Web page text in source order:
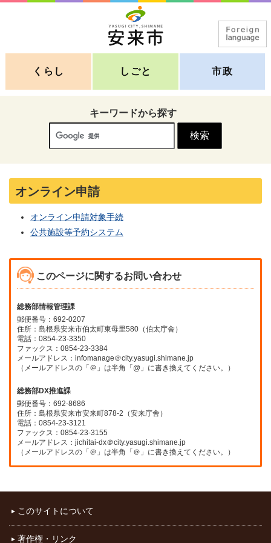
くらし しごと 市政
キーワードから探す
オンライン申請
オンライン申請対象手続
公共施設等予約システム
このページに関するお問い合わせ
総務部情報管理課
郵便番号：692-0207
住所：島根県安来市伯太町東母里580（伯太庁舎）
電話：0854-23-3350
ファックス：0854-23-3384
メールアドレス：infomanage＠city.yasugi.shimane.jp
（メールアドレスの「＠」は半角「@」に書き換えてください。）
総務部DX推進課
郵便番号：692-8686
住所：島根県安来市安来町878-2（安来庁舎）
電話：0854-23-3121
ファックス：0854-23-3155
メールアドレス：jichitai-dx＠city.yasugi.shimane.jp
（メールアドレスの「＠」は半角「＠」に書き換えてください。）
このサイトについて
著作権・リンク